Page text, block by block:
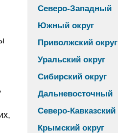
Северо-Западный
Южный округ
Приволжский округ
Уральский округ
Сибирский округ
Дальневосточный
Северо-Кавказский
Крымский округ